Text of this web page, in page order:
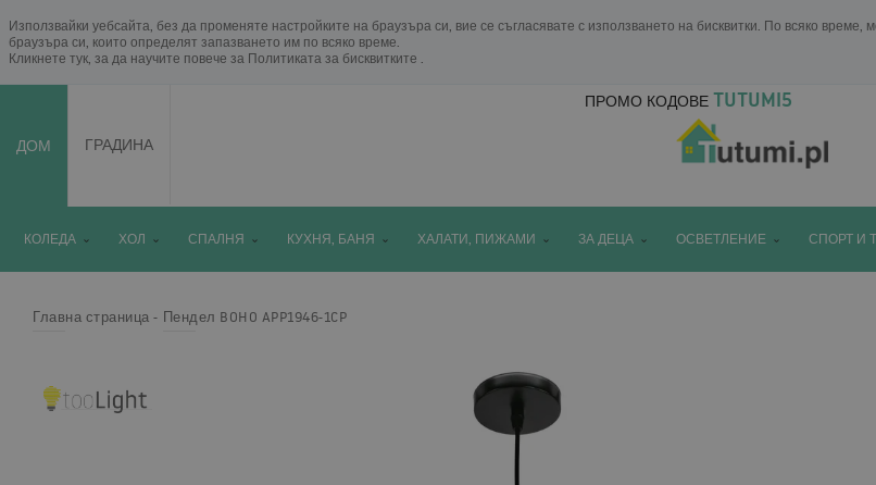
Използвайки уебсайта, без да променяте настройките на браузъра си, вие се съгласявате с използването на бисквитки. По всяко
браузъра си, които определят запазването им по всяко време.
Кликнете тук, за да научите повече за Политиката за бисквитките .
ДОМ ГРАДИНА
ПРОМО КОДОВЕ TUTUMI5
КОЛЕДА ХОЛ СПАЛНЯ КУХНЯ, БАНЯ ХАЛАТИ, ПИЖАМИ ЗА ДЕЦА ОСВЕТЛЕНИЕ СПОРТ И
Главна страница Пендел BOHO APP1946-1CP